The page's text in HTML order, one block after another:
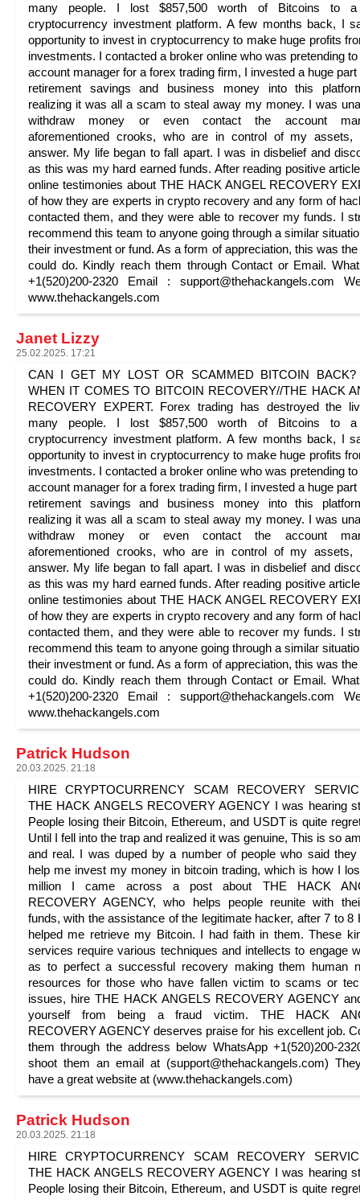
many people. I lost $857,500 worth of Bitcoins to
cryptocurrency investment platform. A few months back, I
opportunity to invest in cryptocurrency to make huge profits
investments. I contacted a broker online who was pretending to
account manager for a forex trading firm, I invested a huge
retirement savings and business money into this
realizing it was all a scam to steal away my money. I was
withdraw money or even contact the account
aforementioned crooks, who are in control of my assets,
answer. My life began to fall apart. I was in disbelief and
as this was my hard earned funds. After reading positive
online testimonies about THE HACK ANGEL RECOVERY
of how they are experts in crypto recovery and any form of
contacted them, and they were able to recover my funds. I
recommend this team to anyone going through a similar
their investment or fund. As a form of appreciation, this was
could do. Kindly reach them through Contact or Email.
+1(520)200-2320 Email : support@thehackangels.com
www.thehackangels.com
Janet Lizzy
25.02.2025. 17:21
CAN I GET MY LOST OR SCAMMED BITCOIN BACK?
WHEN IT COMES TO BITCOIN RECOVERY//THE HACK
RECOVERY EXPERT. Forex trading has destroyed the
many people. I lost $857,500 worth of Bitcoins to
cryptocurrency investment platform. A few months back, I
opportunity to invest in cryptocurrency to make huge profits
investments. I contacted a broker online who was pretending to
account manager for a forex trading firm, I invested a huge
retirement savings and business money into this
realizing it was all a scam to steal away my money. I was
withdraw money or even contact the account
aforementioned crooks, who are in control of my assets,
answer. My life began to fall apart. I was in disbelief and
as this was my hard earned funds. After reading positive
online testimonies about THE HACK ANGEL RECOVERY
of how they are experts in crypto recovery and any form of
contacted them, and they were able to recover my funds. I
recommend this team to anyone going through a similar
their investment or fund. As a form of appreciation, this was
could do. Kindly reach them through Contact or Email.
+1(520)200-2320 Email : support@thehackangels.com
www.thehackangels.com
Patrick Hudson
20.03.2025. 21:18
HIRE CRYPTOCURRENCY SCAM RECOVERY
THE HACK ANGELS RECOVERY AGENCY I was hearing
People losing their Bitcoin, Ethereum, and USDT is quite
Until I fell into the trap and realized it was genuine, This is so
and real. I was duped by a number of people who said they
help me invest my money in bitcoin trading, which is how I
million I came across a post about THE HACK
RECOVERY AGENCY, who helps people reunite with
funds, with the assistance of the legitimate hacker, after 7 to 8
helped me retrieve my Bitcoin. I had faith in them. These
services require various techniques and intellects to engage
as to perfect a successful recovery making them human
resources for those who have fallen victim to scams or
issues, hire THE HACK ANGELS RECOVERY AGENCY
yourself from being a fraud victim. THE HACK
RECOVERY AGENCY deserves praise for his excellent job.
them through the address below WhatsApp +1(520)200-
shoot them an email at (support@thehackangels.com)
have a great website at (www.thehackangels.com)
Patrick Hudson
20.03.2025. 21:18
HIRE CRYPTOCURRENCY SCAM RECOVERY
THE HACK ANGELS RECOVERY AGENCY I was hearing
People losing their Bitcoin, Ethereum, and USDT is quite